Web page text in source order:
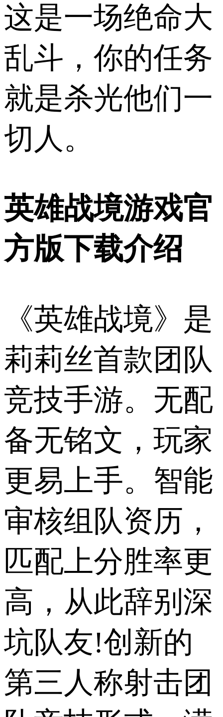
这是一场绝命大
乱斗，你的任务
就是杀光他们一
切人。
英雄战境游戏官
方版下载介绍
《英雄战境》是
莉莉丝首款团队
竞技手游。无配
备无铭文，玩家
更易上手。智能
审核组队资历，
匹配上分胜率更
高，从此辞别深
坑队友!创新的
第三人称射击团